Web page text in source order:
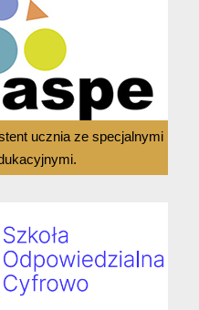
ucznia ze specjalnymi